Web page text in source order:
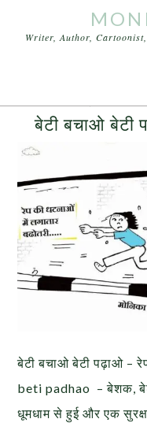
Writer, Author,
बेटी बचाओ बेटी
बेटी बचाओ बेटी पढ़ाओ –
beti padhao – बेशक,
धूमधाम से हुई और एक